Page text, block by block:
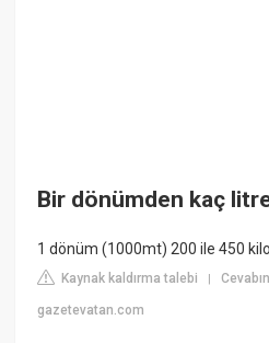
Bir dönümden kaç
1 dönüm (1000mt) 200 ile 450
Kaynak kaldırma talebi |
gazetevatan.com